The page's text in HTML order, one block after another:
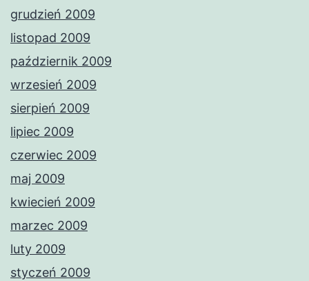
grudzień 2009
listopad 2009
październik 2009
wrzesień 2009
sierpień 2009
lipiec 2009
czerwiec 2009
maj 2009
kwiecień 2009
marzec 2009
luty 2009
styczeń 2009